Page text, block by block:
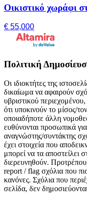
Οικιστικό χωράφι
€ 55,000
Πολιτική
Οι ιδιοκτήτες της
δικαίωμα να αφαιρούν
υβριστικού
ότι υποκινούν το μίσος/
οποιαδήποτε άλλη
ευθύνονται προσωπικά
αναγνώστης/συντάκτης
έχει στοιχεία που
μπορεί να τα αποστείλει
διερευνηθούν.
report / flag σχόλια που
κανόνες. Σχόλια που
σελίδα, δεν